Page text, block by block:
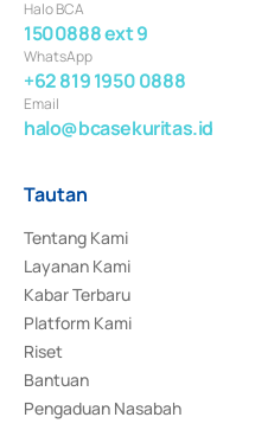
Halo BCA
1500888 ext 9
WhatsApp
+62 819 1950 0888
Email
halo@bcasekuritas.id
Tautan
Tentang Kami
Layanan Kami
Kabar Terbaru
Platform Kami
Riset
Bantuan
Pengaduan Nasabah